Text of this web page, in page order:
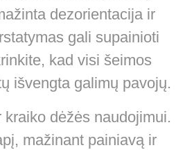
dezorientacija ir
gali supainioti
kad visi šeimos
išvengta galimų pavojų.
dėžės naudojimui.
mažinant painiavą ir